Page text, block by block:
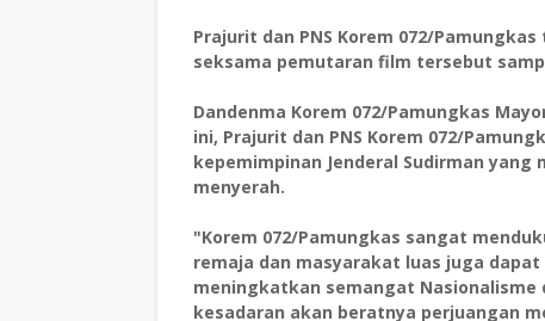
Prajurit dan PNS Korem 072/
seksama pemutaran film tersebut
Dandenma Korem 072/Pamungkas
ini, Prajurit dan PNS Korem 072/
kepemimpinan Jenderal Sudirman
menyerah.
"Korem 072/Pamungkas sangat
remaja dan masyarakat luas juga
meningkatkan semangat
kesadaran akan beratnya perjuangan